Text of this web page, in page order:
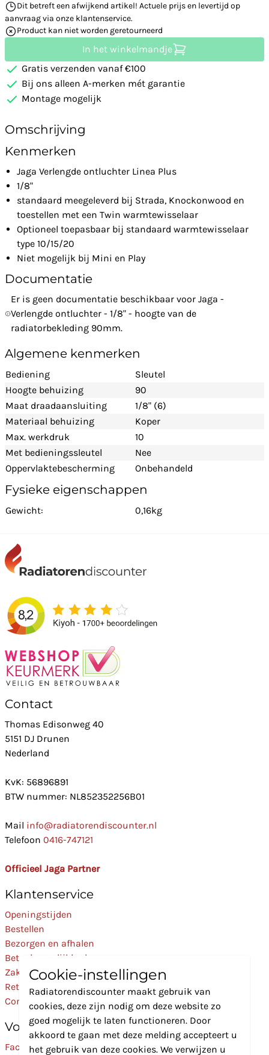
Dit betreft een afwijkend artikel! Actuele prijs en levertijd op
aanvraag via onze klantenservice.
Product kan niet worden geretourneerd
In het winkelmandje
Gratis verzenden vanaf €100
Bij ons alleen A-merken mét garantie
Montage mogelijk
Omschrijving
Kenmerken
Jaga Verlengde ontluchter Linea Plus
1/8"
standaard meegeleverd bij Strada, Knockonwood en
toestellen met een Twin warmtewisselaar
Optioneel toepasbaar bij standaard warmtewisselaar
type 10/15/20
Niet mogelijk bij Mini en Play
Documentatie
Er is geen documentatie beschikbaar voor Jaga -
Verlengde ontluchter - 1/8" - hoogte van de
radiatorbekleding 90mm.
Algemene kenmerken
Bediening
Sleutel
Hoogte behuizing
90
Maat draadaansluiting
1/8" (6)
Materiaal behuizing
Koper
Max. werkdruk
10
Met bedieningssleutel
Nee
Oppervlaktebescherming
Onbehandeld
Fysieke eigenschappen
Gewicht: 0,16kg
Contact
Thomas Edisonweg 40
5151 DJ Drunen
Nederland
KvK: 56896891
BTW nummer: NL852352256B01
Mail info@radiatorendiscounter.nl
Telefoon 0416-747121
Officieel Jaga Partner
Klantenservice
Openingstijden
Bestellen
Bezorgen en afhalen
Betaalmogelijkheden
Zakelijk
Retourneren
Contact
Volg Ons
Facebook
Cookie-instellingen
Radiatorendiscounter maakt gebruik van
cookies, deze zijn nodig om deze website zo
goed mogelijk te laten functioneren. Door
akkoord te gaan met deze melding accepteert u
het gebruik van deze cookies. We verwijzen u